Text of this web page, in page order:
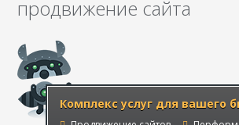
продвижение сайта
Комплекс услуг для вашего